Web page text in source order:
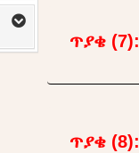
ጥያቄ (7):
ጥያቄ (8):